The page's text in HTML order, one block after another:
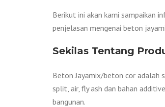
Berikut ini akan kami sampaikan
penjelasan mengenai beton
Sekilas Tentang
Beton Jayamix/beton cor adalah
split, air, fly ash dan bahan
bangunan.